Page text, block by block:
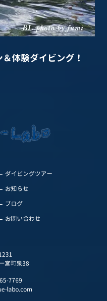
体験ダイビング！
ダイビングツアー
お知らせ
ブログ
お問い合わせ
宮町泉38
7769
labo.com